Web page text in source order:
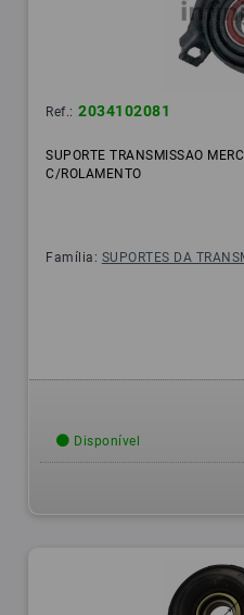
Ref.: 2034102081
SUPORTE TRANSMISSAO
C/ROLAMENTO
Família: SUPORTES DA
Disponível